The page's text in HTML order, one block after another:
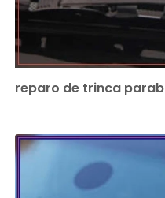
reparo de trinca